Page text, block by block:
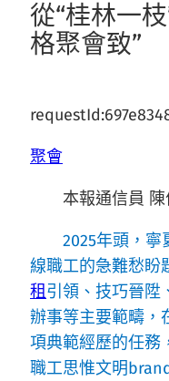
從“桂林一
格聚會致”
聚會
本報通信員
2025年頭，
線職工的急難愁盼
租引領、技巧晉陞
辦事等主要範疇，
項典範經歷的任務
職工思惟文明